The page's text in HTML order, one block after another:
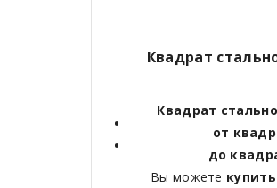
Квадрат
Квадрат
от
до
Вы можете